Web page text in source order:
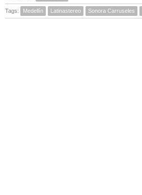
Tags: Medellín Latinastereo Sonora Carruseles